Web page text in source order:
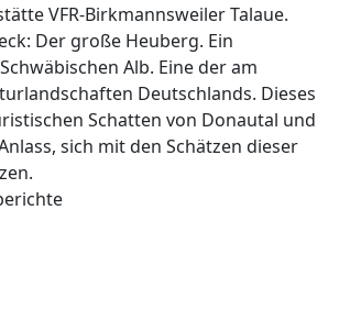
VFR-Birkmannsweiler Talaue.
Der große Heuberg. Ein
Alb. Eine der am
Deutschlands. Dieses
Schatten von Donautal und
sich mit den Schätzen dieser